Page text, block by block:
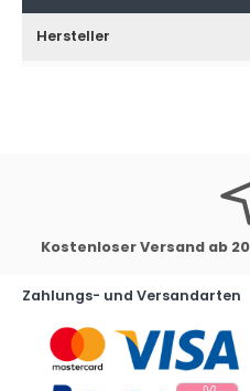
Hersteller
Kostenloser Versand ab
Zahlungs- und Versandarten